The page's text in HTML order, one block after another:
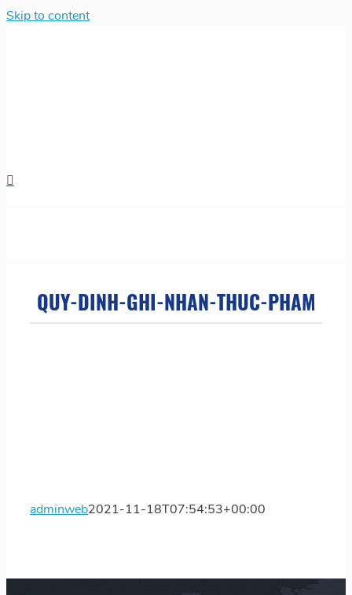
Skip to content
QUY-DINH-GHI-NHAN-THUC-PHAM
adminweb2021-11-18T07:54:53+00:00